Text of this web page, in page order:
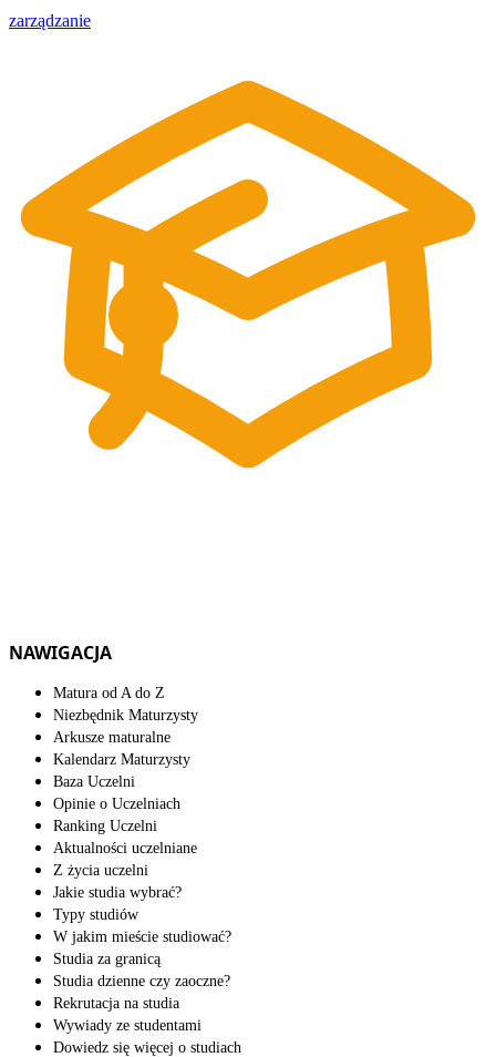
zarządzanie
NAWIGACJA
Matura od A do Z
Niezbędnik Maturzysty
Arkusze maturalne
Kalendarz Maturzysty
Baza Uczelni
Opinie o Uczelniach
Ranking Uczelni
Aktualności uczelniane
Z życia uczelni
Jakie studia wybrać?
Typy studiów
W jakim mieście studiować?
Studia za granicą
Studia dzienne czy zaoczne?
Rekrutacja na studia
Wywiady ze studentami
Dowiedz się więcej o studiach